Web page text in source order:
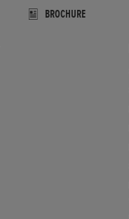
BROCHURE